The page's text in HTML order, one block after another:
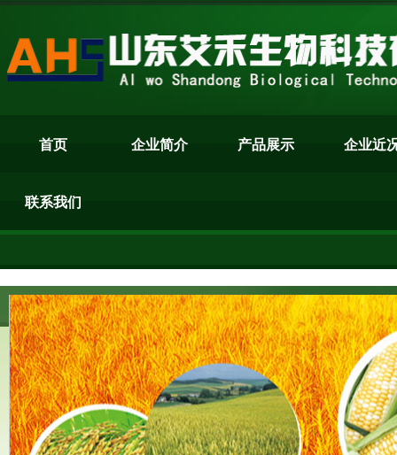
首页 企业简介 产品展示 企业近
联系我们